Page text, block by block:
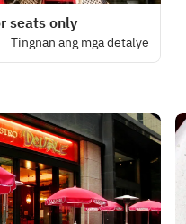
seats only
Tingnan ang mga detalye